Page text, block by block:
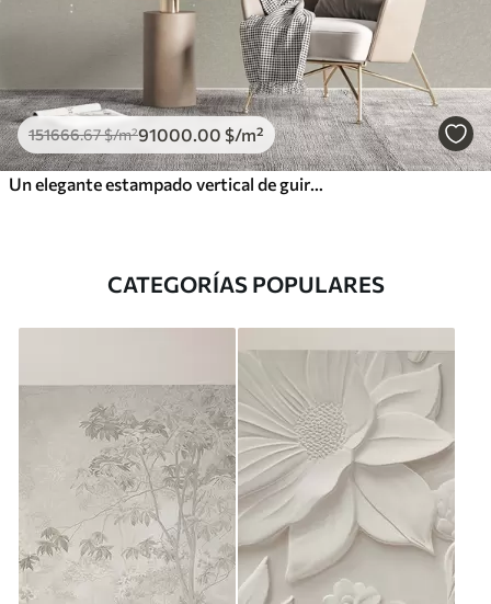
151666.67$/m²91000 .00 $/m²
CATEGORÍAS POPULARES